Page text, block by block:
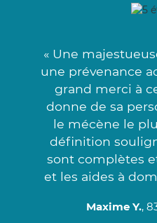
« Une
une prévenance
grand merci à
donne de sa
le mécène le
définition
sont complètes
et les aides à
Maxime Y.,